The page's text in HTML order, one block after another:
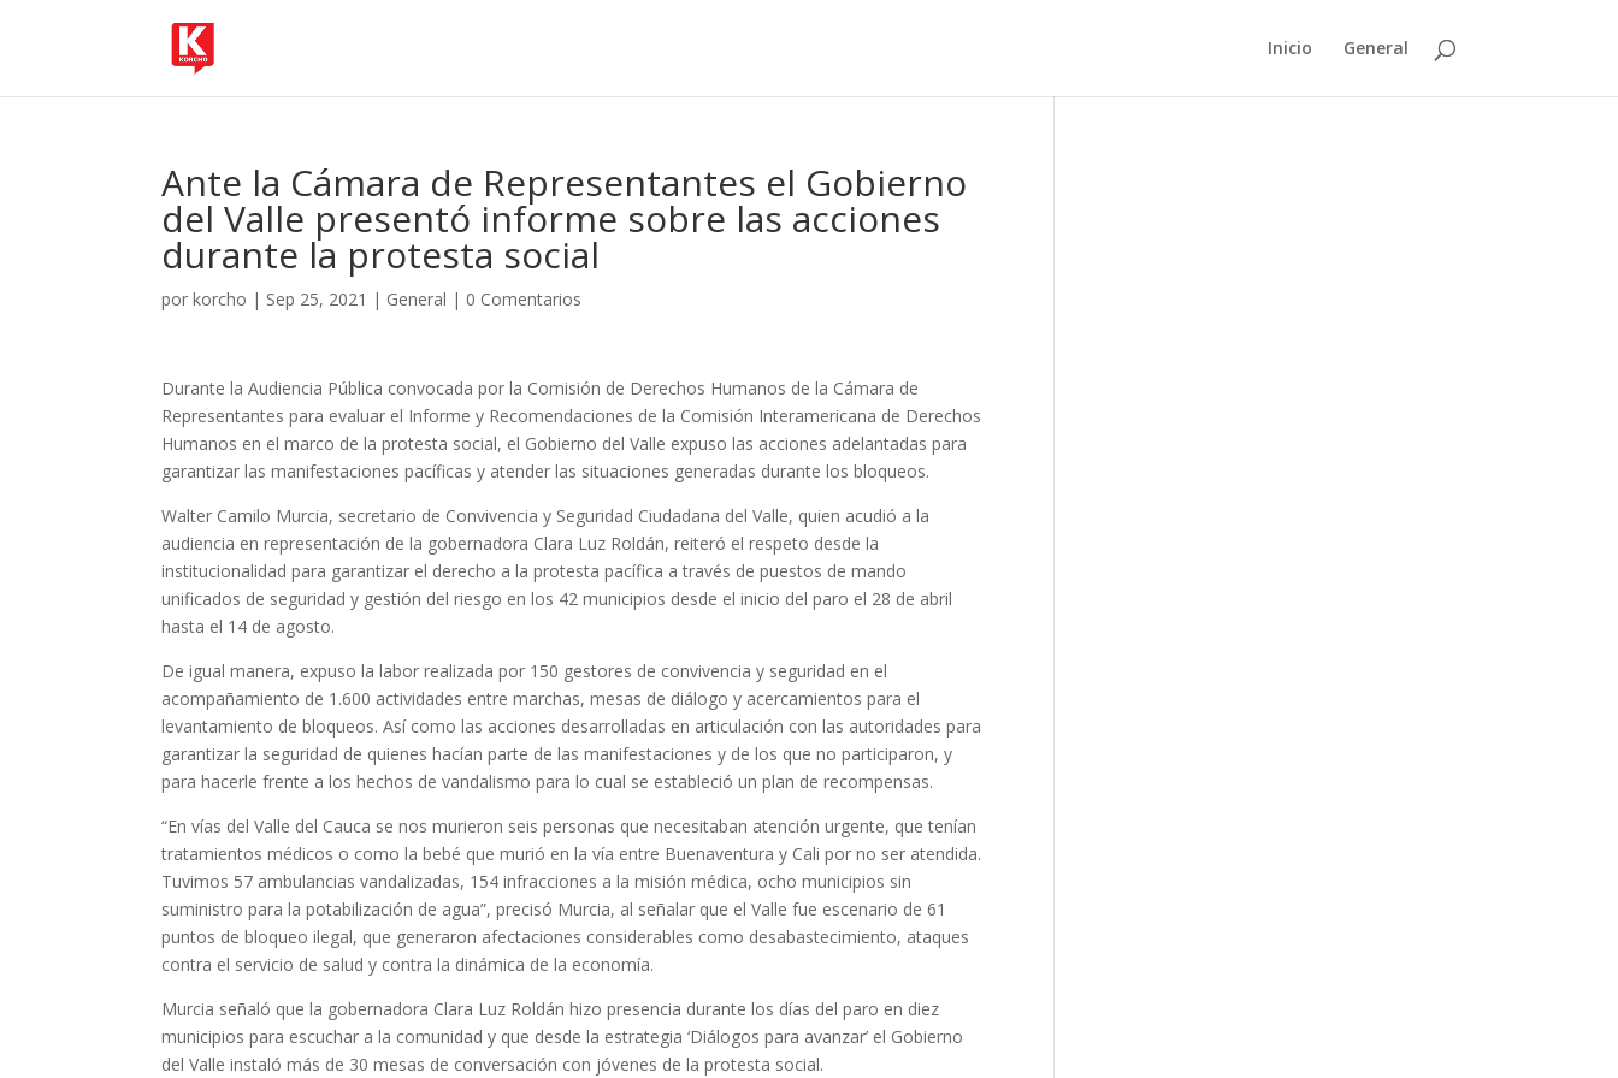
Inicio General
Ante la Cámara de Representantes el Gobierno
del Valle presentó informe sobre las acciones
durante la protesta social
porkorcho | Sep 25, 2021 | General | 0 Comentarios
Durante la Audiencia Pública convocada por la Comisión de Derechos Humanos de la Cámara de
Representantes para evaluar el Informe y Recomendaciones de la Comisión Interamericana de Derechos
Humanos en el marco de la protesta social, el Gobierno del Valle expuso las acciones adelantadas para
garantizar las manifestaciones pacíficas y atender las situaciones generadas durante los bloqueos.
Walter Camilo Murcia, secretario de Convivencia y Seguridad Ciudadana del Valle, quien acudió a la
audiencia en representación de la gobernadora Clara Luz Roldán, reiteró el respeto desde la
institucionalidad para garantizar el derecho a la protesta pacífica a través de puestos de mando
unificados de seguridad y gestión del riesgo en los 42 municipios desde el inicio del paro el 28 de abril
hasta el 14 de agosto.
De igual manera, expuso la labor realizada por 150 gestores de convivencia y seguridad en el
acompañamiento de 1.600 actividades entre marchas, mesas de diálogo y acercamientos para el
levantamiento de bloqueos. Así como las acciones desarrolladas en articulación con las autoridades para
garantizar la seguridad de quienes hacían parte de las manifestaciones y de los que no participaron, y
para hacerle frente a los hechos de vandalismo para lo cual se estableció un plan de recompensas.
“En vías del Valle del Cauca se nos murieron seis personas que necesitaban atención urgente, que tenían
tratamientos médicos o como la bebé que murió en la vía entre Buenaventura y Cali por no ser atendida.
Tuvimos 57 ambulancias vandalizadas, 154 infracciones a la misión médica, ocho municipios sin
suministro para la potabilización de agua”, precisó Murcia, al señalar que el Valle fue escenario de 61
puntos de bloqueo ilegal, que generaron afectaciones considerables como desabastecimiento, ataques
contra el servicio de salud y contra la dinámica de la economía.
Murcia señaló que la gobernadora Clara Luz Roldán hizo presencia durante los días del paro en diez
municipios para escuchar a la comunidad y que desde la estrategia ‘Diálogos para avanzar’ el Gobierno
del Valle instaló más de 30 mesas de conversación con jóvenes de la protesta social.